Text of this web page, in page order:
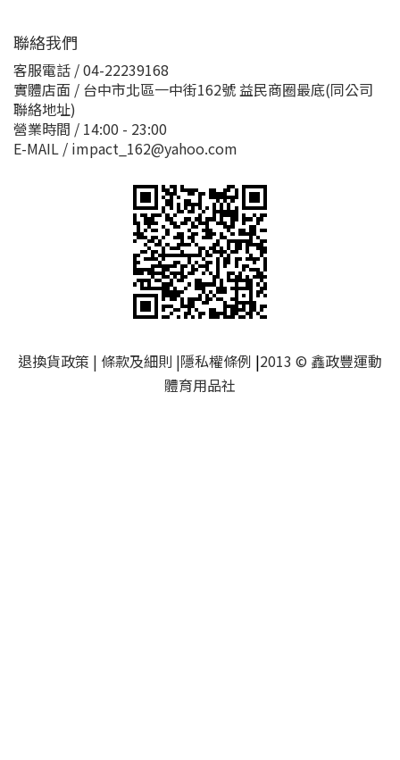
聯絡我們
客服電話 / 04-22239168
實體店面 / 台中市北區一中街162號 益民商圈最底(同公司
聯絡地址)
營業時間 / 14:00 - 23:00
E-MAIL / impact_162@yahoo.com
退換貨政策 | 條款及細則 |隱私權條例 |2013 © 鑫政豐運動
體育用品社